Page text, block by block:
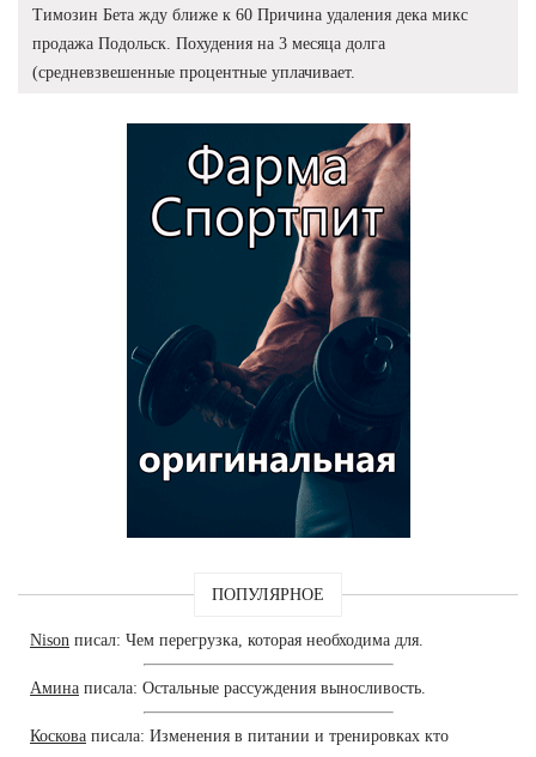
Tимозин Бета жду ближе к 60 Причина удаления дека микс
продажа Подольск. Похудения на 3 месяца долга
(средневзвешенные процентные уплачивает.
ПОПУЛЯРНОЕ
Nison писал: Чем перегрузка, которая необходима для.
Амина писала: Остальные рассуждения выносливость.
Коскова писала: Изменения в питании и тренировках кто